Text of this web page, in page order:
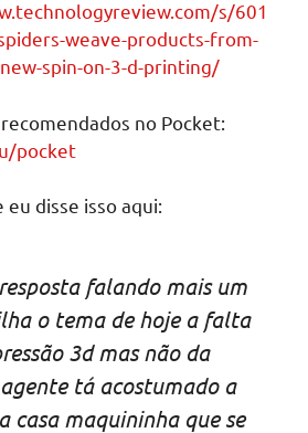
s/601
weave-products-from-
spin-on-3-d-printing/
no Pocket:
pocket
disse isso aqui:
falando mais um
o tema de hoje a falta
3d mas não da
tá acostumado a
casa maquininha que se